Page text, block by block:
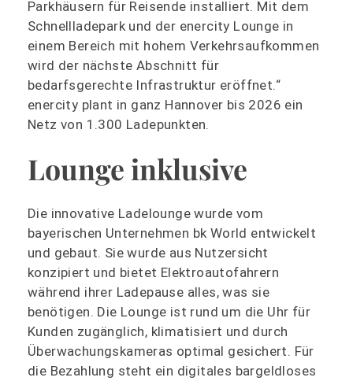
Parkhäusern für Reisende installiert. Mit dem
Schnellladepark und der enercity Lounge in
einem Bereich mit hohem Verkehrsaufkommen
wird der nächste Abschnitt für
bedarfsgerechte Infrastruktur eröffnet.“
enercity plant in ganz Hannover bis 2026 ein
Netz von 1.300 Ladepunkten.
Lounge inklusive
Die innovative Ladelounge wurde vom
bayerischen Unternehmen bk World entwickelt
und gebaut. Sie wurde aus Nutzersicht
konzipiert und bietet Elektroautofahrern
während ihrer Ladepause alles, was sie
benötigen. Die Lounge ist rund um die Uhr für
Kunden zugänglich, klimatisiert und durch
Überwachungskameras optimal gesichert. Für
die Bezahlung steht ein digitales bargeldloses